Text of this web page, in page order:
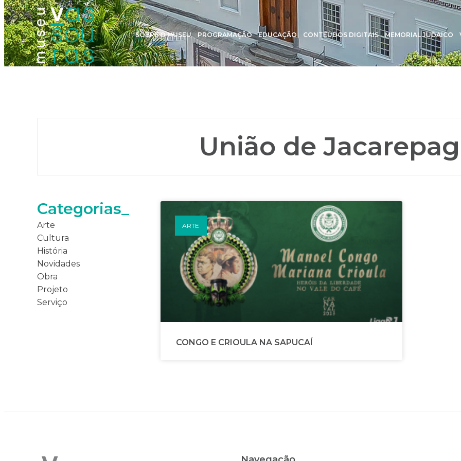
SOBRE O MUSEU PROGRAMAÇÃO EDUCAÇÃO CONTEÚDOS DIGITAIS MEMORIAL JUDAICO
União de
Categorias_
Arte
Cultura
História
Novidades
Obra
Projeto
Serviço
ARTE
CONGO E CRIOULA NA SAPUCAÍ